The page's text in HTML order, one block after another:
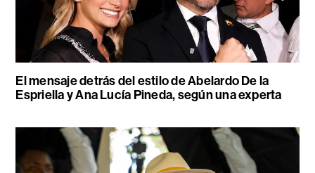
El mensaje detrás del estilo de Abelardo De la
Espriella y Ana Lucía Pineda, según una experta